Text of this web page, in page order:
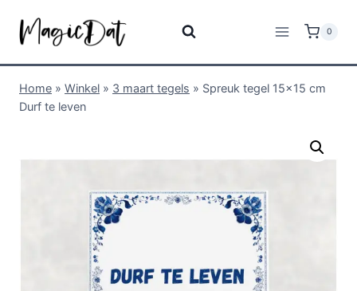
0
Home » Winkel » 3 maart tegels » Spreuk tegel 15×15 cm
Durf te leven